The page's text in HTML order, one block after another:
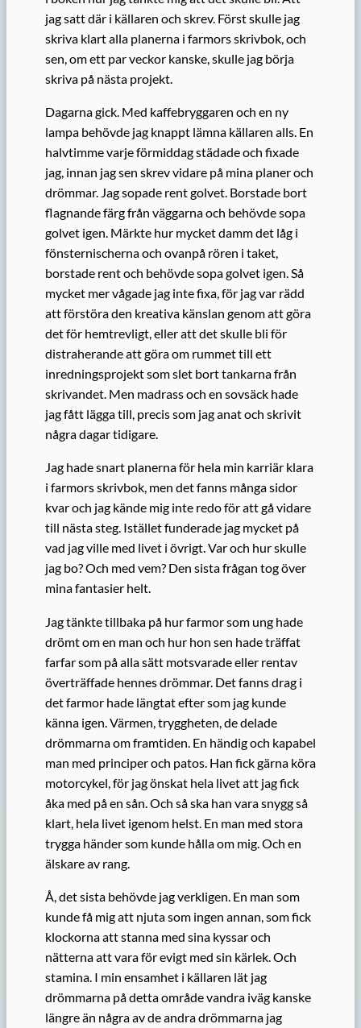
jag satt där i källaren och skrev. Först skulle jag
skriva klart alla planerna i farmors skrivbok, och
sen, om ett par veckor kanske, skulle jag börja
skriva på nästa projekt.
Dagarna gick. Med kaffebryggaren och en ny
lampa behövde jag knappt lämna källaren alls. En
halvtimme varje förmiddag städade och fixade
jag, innan jag sen skrev vidare på mina planer och
drömmar. Jag sopade rent golvet. Borstade bort
flagnande färg från väggarna och behövde sopa
golvet igen. Märkte hur mycket damm det låg i
fönsternischerna och ovanpå rören i taket,
borstade rent och behövde sopa golvet igen. Så
mycket mer vågade jag inte fixa, för jag var rädd
att förstöra den kreativa känslan genom att göra
det för hemtrevligt, eller att det skulle bli för
distraherande att göra om rummet till ett
inredningsprojekt som slet bort tankarna från
skrivandet. Men madrass och en sovsäck hade
jag fått lägga till, precis som jag anat och skrivit
några dagar tidigare.
Jag hade snart planerna för hela min karriär klara
i farmors skrivbok, men det fanns många sidor
kvar och jag kände mig inte redo för att gå vidare
till nästa steg. Istället funderade jag mycket på
vad jag ville med livet i övrigt. Var och hur skulle
jag bo? Och med vem? Den sista frågan tog över
mina fantasier helt.
Jag tänkte tillbaka på hur farmor som ung hade
drömt om en man och hur hon sen hade träffat
farfar som på alla sätt motsvarade eller rentav
överträffade hennes drömmar. Det fanns drag i
det farmor hade längtat efter som jag kunde
känna igen. Värmen, tryggheten, de delade
drömmarna om framtiden. En händig och kapabel
man med principer och patos. Han fick gärna köra
motorcykel, för jag önskat hela livet att jag fick
åka med på en sån. Och så ska han vara snygg så
klart, hela livet igenom helst. En man med stora
trygga händer som kunde hålla om mig. Och en
älskare av rang.
Å, det sista behövde jag verkligen. En man som
kunde få mig att njuta som ingen annan, som fick
klockorna att stanna med sina kyssar och
nätterna att vara för evigt med sin kärlek. Och
stamina. I min ensamhet i källaren lät jag
drömmarna på detta område vandra iväg kanske
längre än några av de andra drömmarna jag